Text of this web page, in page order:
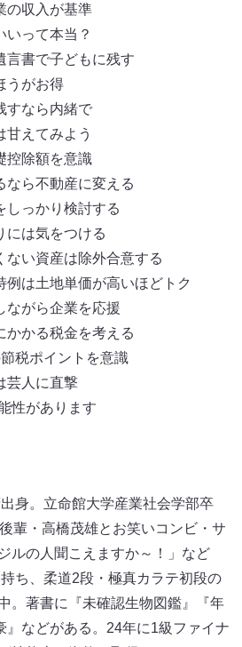
収入が基準
って本当？
書で子どもに残す
うがお得
なら内緒で
えてみよう
除額を意識
ら不動産に変える
っかり検討する
は気をつける
い資産は除外合意する
は土地単価が高いほどトク
がら企業を応援
かる税金を考える
税ポイントを意識
人に直撃
性があります
身。立命館大学産業社会学部卒
輩・高橋茂雄とお笑いコンビ・サ
ルの人聞こえますか～！」など
ち、柔道2段・極真カラテ初段の
。著書に『未確認生物図鑑』『年
』などがある。24年に1級ファイナ